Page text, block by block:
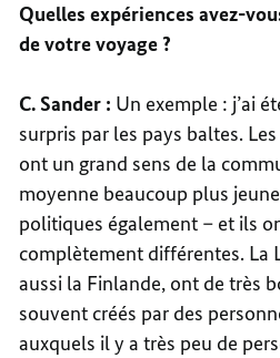
Quelles expériences avez-
de votre voyage ?
C. Sander : Un exemple : j’ai
surpris par les pays baltes.
ont un grand sens de la
moyenne beaucoup plus
politiques également – et ils
complètement différentes. La
aussi la Finlande, ont de très
souvent créés par des
auxquels il y a très peu de